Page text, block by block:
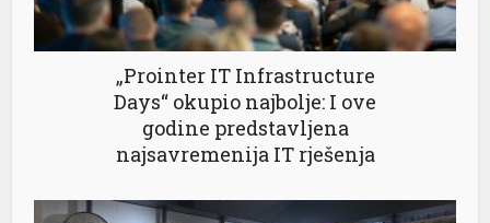
„Prointer IT Infrastructure
Days“ okupio najbolje: I ove
godine predstavljena
najsavremenija IT rješenja